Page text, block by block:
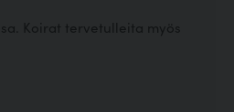
Koirat tervetulleita myös